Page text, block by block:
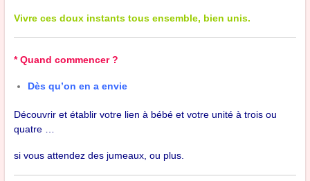
Vivre ces doux instants tous ensemble, bien unis.
* Quand commencer ?
Dès qu’on en a envie
Découvrir et établir votre lien à bébé et votre unité à trois ou
quatre …
si vous attendez des jumeaux, ou plus.